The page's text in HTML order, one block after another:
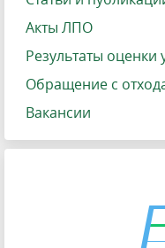
Акты ЛПО
Результаты оценки
Обращение с
Вакансии